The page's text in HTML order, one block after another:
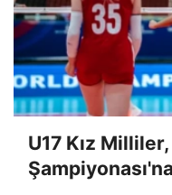
U17 Kız